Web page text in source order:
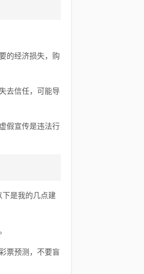
的经济损失，购
去信任，可能导
假宣传是违法行
是我的几点建
票预测，不要盲